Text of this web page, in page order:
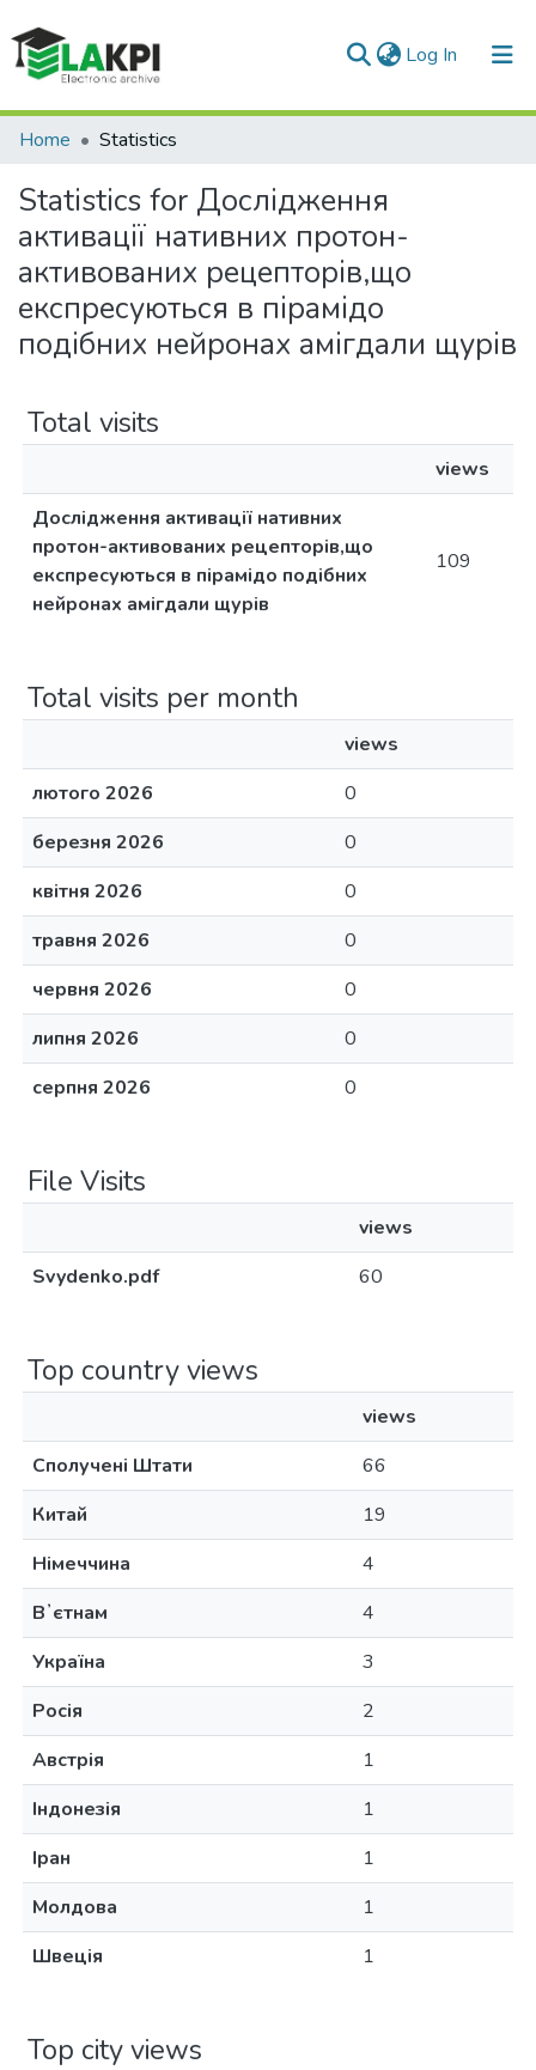
Log In (current)
Communities & Collections
All of DSpace
Home Statistics
Statistics for Дослiдження
активацiї нативних протон-
активованих рецепторiв,що
експресуються в пірамідо
подібних нейронах амiгдали щурiв
Total visits
views
Дослiдження активацiї нативних
протон-активованих рецепторiв,що
експресуються в пірамідо подібних
нейронах амiгдали щурiв
109
Total visits per month
views
лютого 2026
0
березня 2026
0
квітня 2026
0
травня 2026
0
червня 2026
0
липня 2026
0
серпня 2026
0
File Visits
views
Svydenko.pdf
60
Top country views
views
Сполучені Штати
66
Китай
19
Німеччина
4
Вʼєтнам
4
Україна
3
Росія
2
Австрія
1
Індонезія
1
Іран
1
Молдова
1
Швеція
1
Top city views